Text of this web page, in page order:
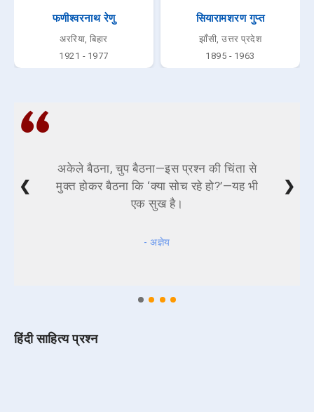
फणीश्वरनाथ रेणु
अररिया, बिहार
1921 - 1977
सियारामशरण गुप्त
झाँसी, उत्तर प्रदेश
1895 - 1963
अकेले बैठना, चुप बैठना—इस प्रश्न की चिंता से
मुक्त होकर बैठना कि ‘क्या सोच रहे हो?’—यह भी
एक सुख है।
- अज्ञेय
❮ ❯
हिंदी साहित्य प्रश्न